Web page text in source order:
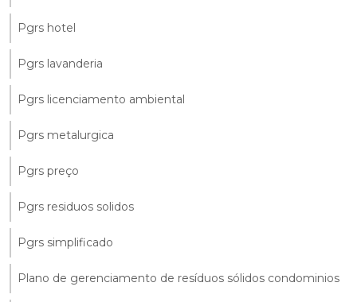
Pgrs hotel
Pgrs lavanderia
Pgrs licenciamento ambiental
Pgrs metalurgica
Pgrs preço
Pgrs residuos solidos
Pgrs simplificado
Plano de gerenciamento de resíduos sólidos condominios